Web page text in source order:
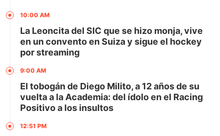
10:00 AM
La Leoncita del SIC que se hizo monja, vive
en un convento en Suiza y sigue el hockey
por streaming
9:00 AM
El tobogán de Diego Milito, a 12 años de su
vuelta a la Academia: del ídolo en el Racing
Positivo a los insultos
12:51 PM